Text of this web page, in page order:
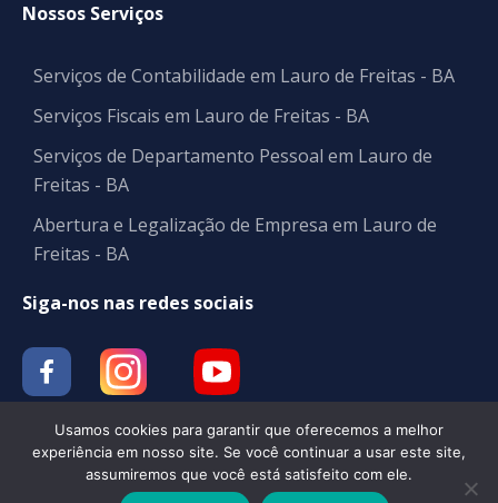
Nossos Serviços
Serviços de Contabilidade em Lauro de Freitas - BA
Serviços Fiscais em Lauro de Freitas - BA
Serviços de Departamento Pessoal em Lauro de
Freitas - BA
Abertura e Legalização de Empresa em Lauro de
Freitas - BA
Siga-nos nas redes sociais
Usamos cookies para garantir que oferecemos a melhor
experiência em nosso site. Se você continuar a usar este site,
assumiremos que você está satisfeito com ele.